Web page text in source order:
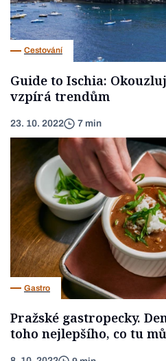
Cestování
Guide to Ischia:
vzpírá trendům
23. 10. 2022 7 min
Gastro
Pražské gastropecky.
toho nejlepšího, co tu